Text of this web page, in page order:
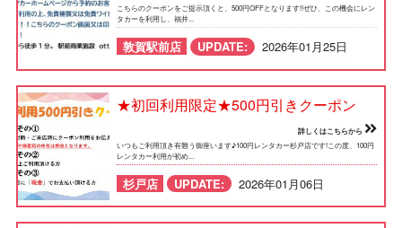
こちらのクーポンをご提示頂くと、500円OFFとなります!!ぜひ、この機会にレン
タカーを利用し、福井...
敦賀駅前店 UPDATE: 2026年01月25日
★初回利用限定★500円引きクーポン
詳しくはこちらから
いつもご利用頂き有難う御座います♪100円レンタカー杉戸店です!この度、100円
レンタカー利用が初め...
杉戸店 UPDATE: 2026年01月06日